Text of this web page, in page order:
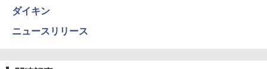
ダイキン
ニュースリリース